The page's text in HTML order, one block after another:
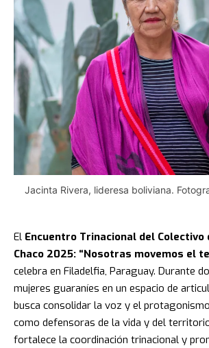
Jacinta Rivera, lideresa boliviana.
El Encuentro Trinacional del Colectivo
Chaco 2025: “Nosotras movemos el
celebra en Filadelfia, Paraguay. Durante
mujeres guaraníes en un espacio de
busca consolidar la voz y el
como defensoras de la vida y del
fortalece la coordinación trinacional y